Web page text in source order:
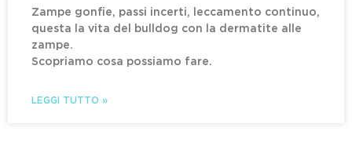
Zampe gonfie, passi incerti, leccamento continuo,
questa la vita del bulldog con la dermatite alle
zampe.
Scopriamo cosa possiamo fare.
LEGGI TUTTO »